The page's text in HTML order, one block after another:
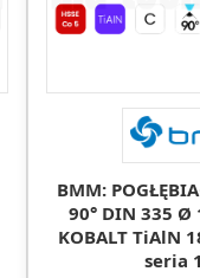
BMM:
90° DIN 335 Ø
KOBALT TiAlN
seria